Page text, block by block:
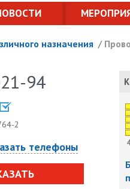
назначения /
94
2
телефоны